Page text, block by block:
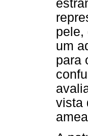
pele,
um
para
vista